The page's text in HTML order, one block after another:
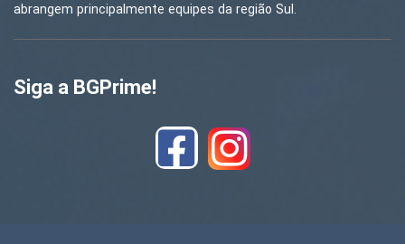
abrangem principalmente equipes da região Sul.
Siga a BGPrime!